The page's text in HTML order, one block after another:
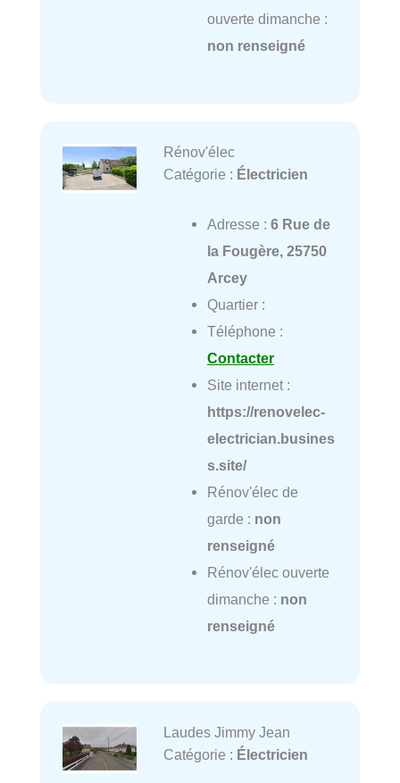
ouverte dimanche :
non renseigné
Rénov'élec
Catégorie : Électricien
Adresse : 6 Rue de
la Fougère, 25750
Arcey
Quartier :
Téléphone :
Contacter
Site internet :
https://renovelec-
electrician.busines
s.site/
Rénov'élec de
garde : non
renseigné
Rénov'élec ouverte
dimanche : non
renseigné
Laudes Jimmy Jean
Catégorie : Électricien